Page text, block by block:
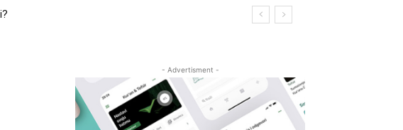
- Advertisment -